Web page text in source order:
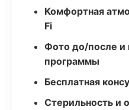
Комфортная
Fi
Фото до/после и
программы
Бесплатная
Стерильность и